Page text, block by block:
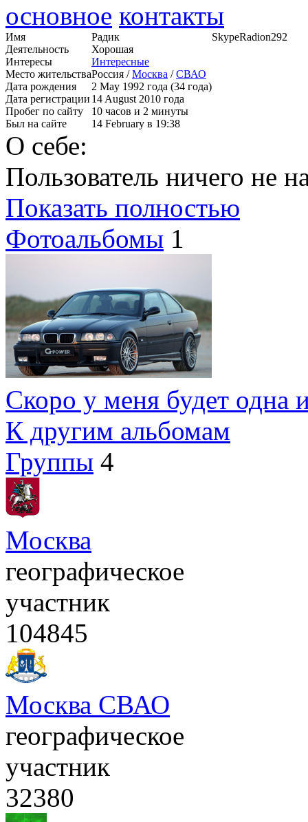
основное контакты
Имя
Радик
Деятельность
Хорошая
Интересы
Интересные
Место жительстваРоссия /Москва /СВАО
Дата рождения
2 May 1992 года (34 года)
Дата регистрации 14 August 2010 года
Пробег по сайту
10 часов и 2 минуты
Был на сайте
14 February в 19:38
SkypeRadion292
О себе:
Пользователь ничего не
Показать полностью
Фотоальбомы 1
Скоро у меня будет одна
К другим альбомам
Группы 4
Москва
географическое
участник
104845
Москва СВАО
географическое
участник
32380